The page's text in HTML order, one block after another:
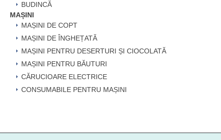
BUDINCĂ
MAȘINI
MAȘINI DE COPT
MAȘINI DE ÎNGHEȚATĂ
MAȘINI PENTRU DESERTURI ȘI CIOCOLATĂ
MAȘINI PENTRU BĂUTURI
CĂRUCIOARE ELECTRICE
CONSUMABILE PENTRU MAȘINI